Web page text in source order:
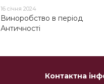
16 січня 2024
Виноробство в період
Античності
Контактна